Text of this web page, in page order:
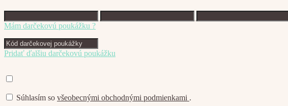
Mám darčekovú poukážku ?
Pridať ďalšiu darčekovú poukážku
Súhlasím so všeobecnými obchodnými podmienkami .